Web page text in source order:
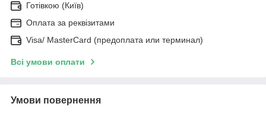
Готівкою (Київ)
Оплата за реквізитами
Visa/ MasterCard (предоплата или терминал)
Всі умови оплати
Умови повернення